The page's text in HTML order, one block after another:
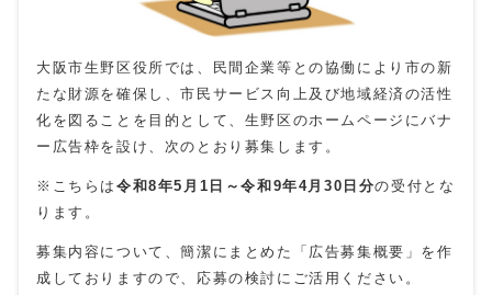
大阪市生野区役所では、民間企業等との協働により市の新
たな財源を確保し、市民サービス向上及び地域経済の活性
化を図ることを目的として、生野区のホームページにバナ
ー広告枠を設け、次のとおり募集します。
※こちらは 令和8年5月1日～令和9年4月30日分の受付とな
ります。
募集内容について、簡潔にまとめた「広告募集概要」を作
成しておりますので、応募の検討にご活用ください。